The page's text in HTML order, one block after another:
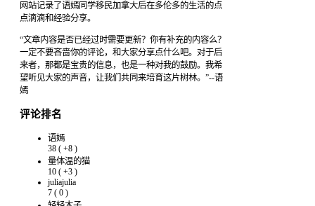
网站记录了语嫣同学移民加拿大后在多伦多的生活的点
点滴滴和经验分享。
“文章内容是否已经过时需要更新？你有补充的内容么？
一定不要吝啬你的评论，和大家分享点什么吧。对于后
来者，那都是宝贵的信息，也是一种对我的鼓励。我希
望听见大家的声音，让我们共同来培育这片树林。”--语
嫣
评论排名
语嫣
38 ( +8 )
量体温的猫
10 ( +3 )
juliajulia
7 ( 0 )